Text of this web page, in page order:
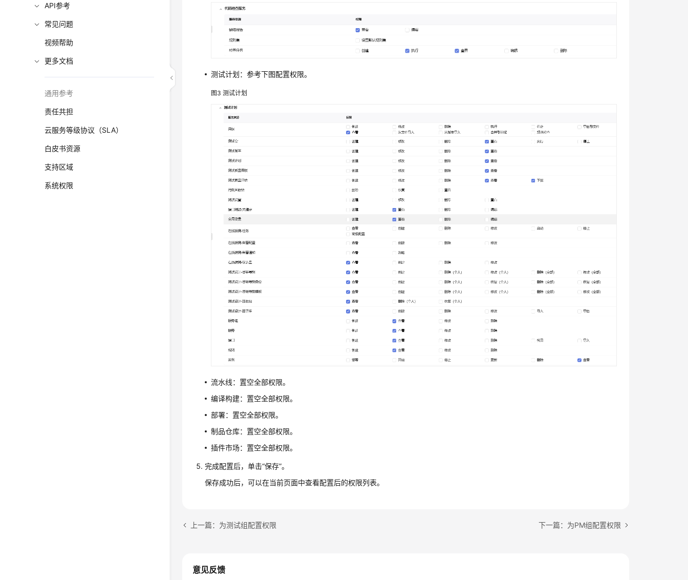
API参考
常见问题
视频帮助
更多文档
通用参考
责任共担
云服务等级协议（SLA）
白皮书资源
支持区域
系统权限
测试计划：参考下图配置权限。
图3测试计划
流水线：置空全部权限。
编译构建：置空全部权限。
部署：置空全部权限。
制品仓库：置空全部权限。
插件市场：置空全部权限。
完成配置后，单击“保存”。
保存成功后，可以在当前页面中查看配置后的权限列表。
上一篇：为测试组配置权限 下一篇：为PM组配置权限
意见反馈